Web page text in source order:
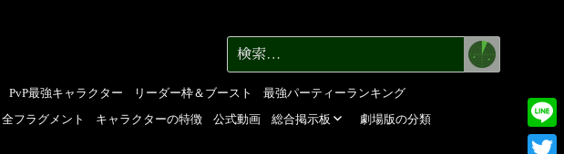
PvP最強キャラクター リーダー枠＆ブースト
最強パーティーランキング
全フラグメント キャラクターの特徴 公式動画 総合掲示板
劇場版の分類
Line
検
索:
検
索